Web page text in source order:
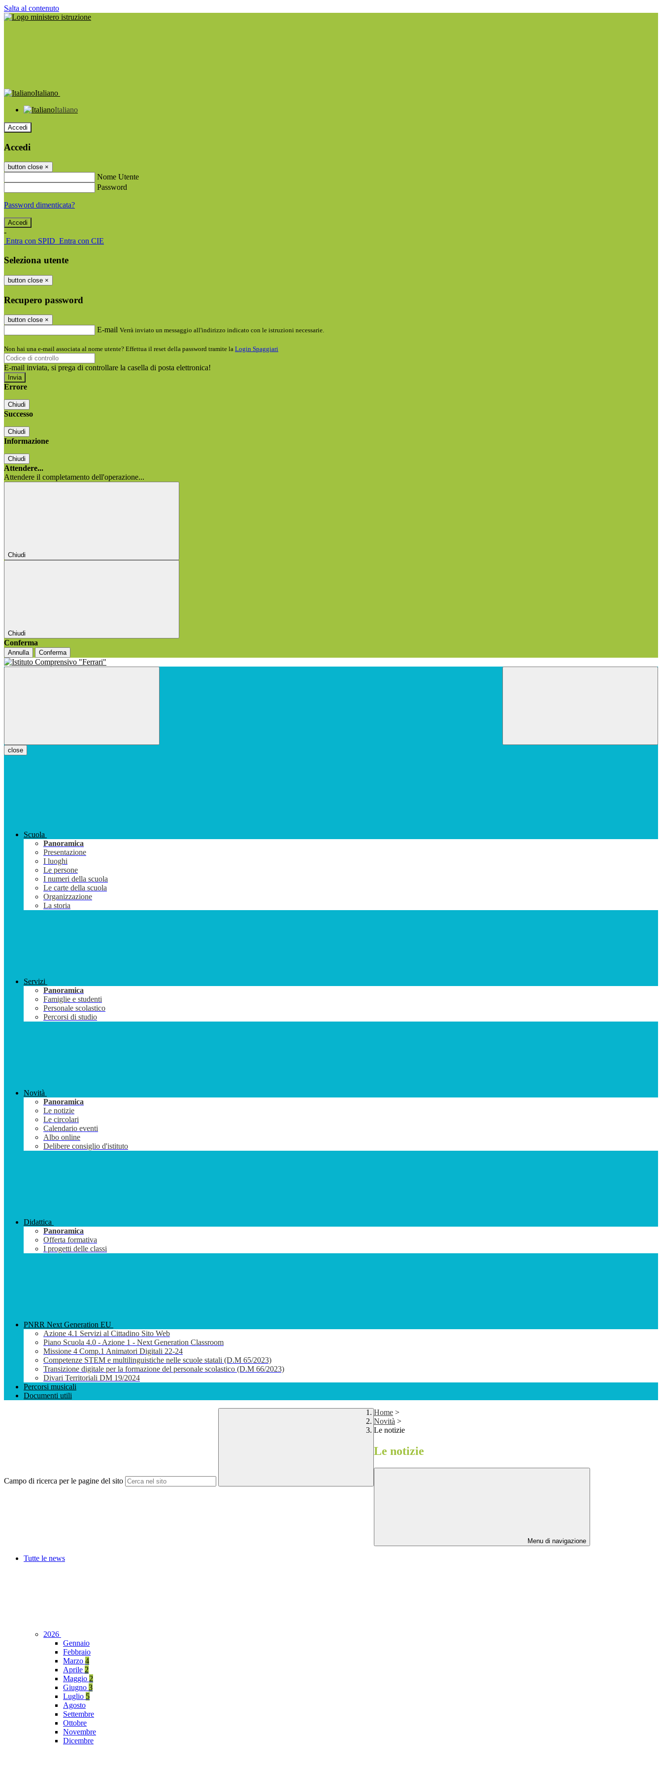
Salta al contenuto
Italiano
Italiano
Accedi
Accedi
button close ×
Nome Utente
Password
Password dimenticata?
-
Entra con SPID Entra con CIE
Seleziona utente
button close ×
Recupero password
button close ×
E-mail Verrà inviato un messaggio all'indirizzo indicato con le istruzioni necessarie.
Non hai una e-mail associata al nome utente? Effettua il reset della password tramite la Login Spaggiari
E-mail inviata, si prega di controllare la casella di posta elettronica!
Errore
Chiudi
Successo
Chiudi
Informazione
Chiudi
Attendere...
Attendere il completamento dell'operazione...
Chiudi
Chiudi
Conferma
Annulla Conferma
close
Scuola
Panoramica
Presentazione
I luoghi
Le persone
I numeri della scuola
Le carte della scuola
Organizzazione
La storia
Servizi
Panoramica
Famiglie e studenti
Personale scolastico
Percorsi di studio
Novità
Panoramica
Le notizie
Le circolari
Calendario eventi
Albo online
Delibere consiglio d'istituto
Didattica
Panoramica
Offerta formativa
I progetti delle classi
PNRR Next Generation EU
Azione 4.1 Servizi al Cittadino Sito Web
Piano Scuola 4.0 - Azione 1 - Next Generation Classroom
Missione 4 Comp.1 Animatori Digitali 22-24
Competenze STEM e multilinguistiche nelle scuole statali (D.M 65/2023)
Transizione digitale per la formazione del personale scolastico (D.M 66/2023)
Divari Territoriali DM 19/2024
Percorsi musicali
Documenti utili
Campo di ricerca per le pagine del sito
Home >
Novità >
Le notizie
Le notizie
Menu di navigazione
Tutte le news
2026
Gennaio
Febbraio
Marzo 4
Aprile 2
Maggio 2
Giugno 3
Luglio 5
Agosto
Settembre
Ottobre
Novembre
Dicembre